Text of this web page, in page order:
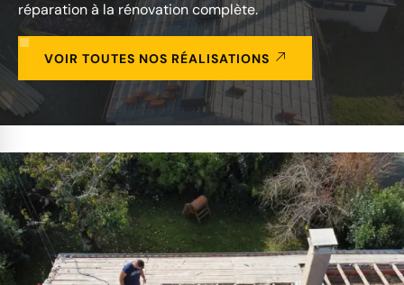
réparation à la rénovation complète.
VOIR TOUTES NOS RÉALISATIONS